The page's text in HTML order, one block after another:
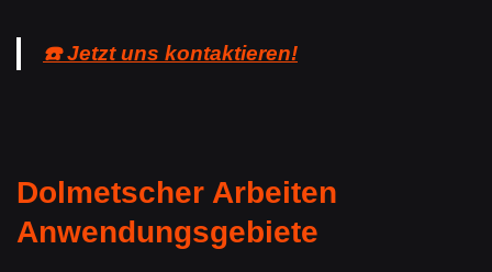
☎️ Jetzt uns kontaktieren!
Dolmetscher Arbeiten
Anwendungsgebiete